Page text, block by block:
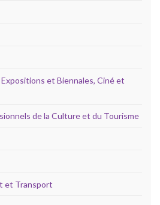
et Biennales, Ciné et
de la Culture et du Tourisme
et Transport